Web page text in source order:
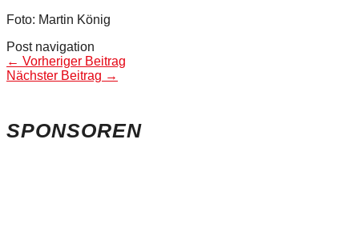
Foto: Martin König
Post navigation
← Vorheriger Beitrag
Nächster Beitrag →
SPONSOREN